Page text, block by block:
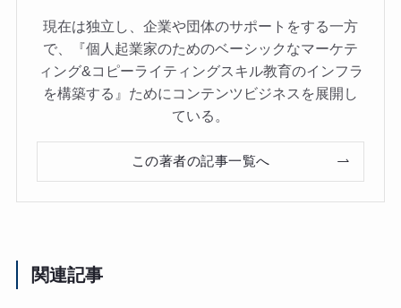
現在は独立し、企業や団体のサポートをする一方
で、『個人起業家のためのベーシックなマーケテ
ィング&コピーライティングスキル教育のインフラ
を構築する』ためにコンテンツビジネスを展開し
ている。
この著者の記事一覧へ
関連記事